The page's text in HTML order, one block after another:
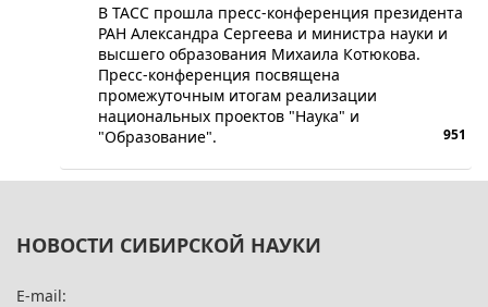
В ТАСС прошла пресс-конференция президента
РАН Александра Сергеева и министра науки и
высшего образования Михаила Котюкова.
Пресс-конференция посвящена
промежуточным итогам реализации
национальных проектов "Наука" и
"Образование".
951
НОВОСТИ СИБИРСКОЙ НАУКИ
E-mail: